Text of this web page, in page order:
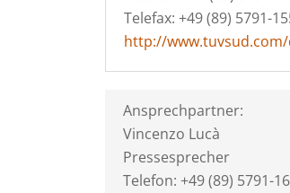
Telefax: +49 (89) 5791-
http://
Ansprechpartner:
Vincenzo Lucà
Pressesprecher
Telefon: +49 (89) 5791-